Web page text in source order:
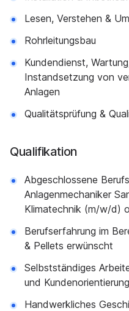
Lesen, Verstehen &
Rohrleitungsbau
Kundendienst,
Instandsetzung von
Anlagen
Qualitätsprüfung &
Qualifikation
Abgeschlossene
Anlagenmechaniker
Klimatechnik (m/w/d)
Berufserfahrung im
& Pellets erwünscht
Selbstständiges
und Kundenorientierung
Handwerkliches